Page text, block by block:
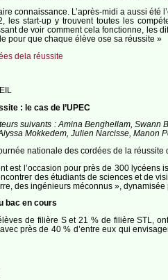
connaissance. L’après-midi a aussi
les start-up y trouvent toutes les
de voir comment cela fonctionne,
pour que chaque élève ose sa réussite »
dela réussite
: le cas de l’UPEC
suivants : Amina Benghellam,
Mokkedem, Julien Narcisse, Manon
nationale des cordées de la réussite
est l’occasion pour près de 300 lycéens
des étudiants de sciences et de
des ingénieurs méconnus », dynamisée
bac en cours
de filière S et 21 % de filière STL,
près de 40 % d’entre eux qui